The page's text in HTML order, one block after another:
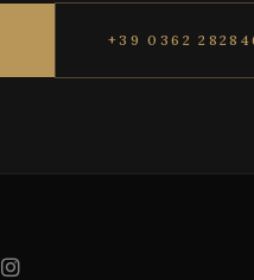
+39 0362